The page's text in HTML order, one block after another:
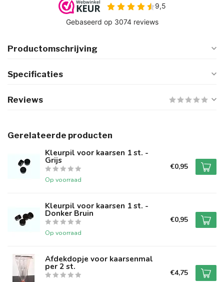
Productomschrijving
Specificaties
Reviews
Gerelateerde producten
Kleurpil voor kaarsen 1 st. -
Grijs
Op voorraad
€0,95
Kleurpil voor kaarsen 1 st. -
Donker Bruin
Op voorraad
€0,95
Afdekdopje voor kaarsenmal
per 2 st.
€4,75